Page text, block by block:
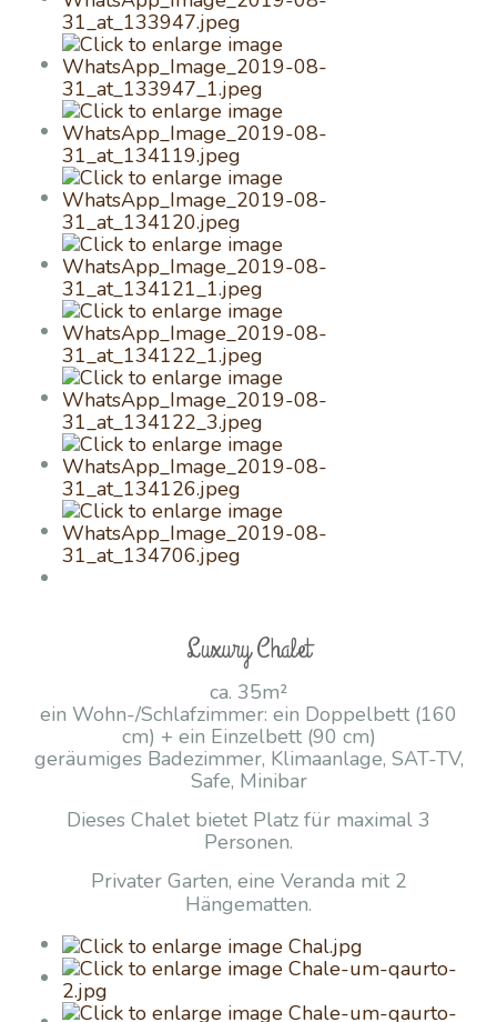
Luxury Chalet
ca. 35m²
ein Wohn-/Schlafzimmer: ein Doppelbett (160
cm) + ein Einzelbett (90 cm)
geräumiges Badezimmer, Klimaanlage, SAT-TV,
Safe, Minibar
Dieses Chalet bietet Platz für maximal 3
Personen.
Privater Garten, eine Veranda mit 2
Hängematten.